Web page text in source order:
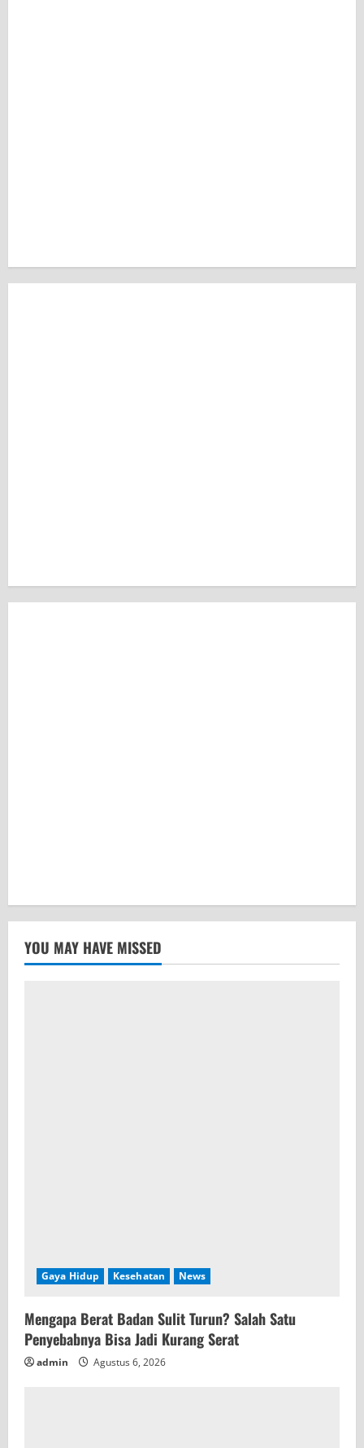
YOU MAY HAVE MISSED
Gaya Hidup Kesehatan News
Mengapa Berat Badan Sulit Turun? Salah Satu
Penyebabnya Bisa Jadi Kurang Serat
admin Agustus 6, 2026